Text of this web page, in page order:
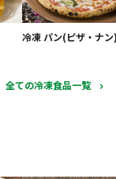
冷凍 パン(ピザ・ナ
全ての冷凍食品一覧